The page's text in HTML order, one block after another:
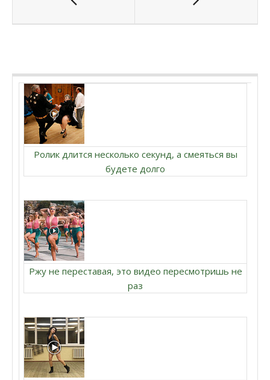
Ролик длится несколько секунд, а смеяться вы
будете долго
Ржу не переставая, это видео пересмотришь не
раз